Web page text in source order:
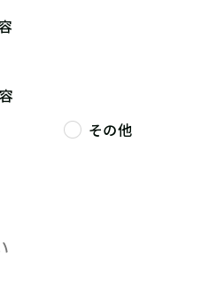
その他